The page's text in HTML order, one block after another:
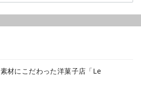
材にこだわった洋菓子店「Le